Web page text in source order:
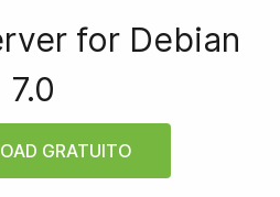
for Debian
7.0
GRATUITO